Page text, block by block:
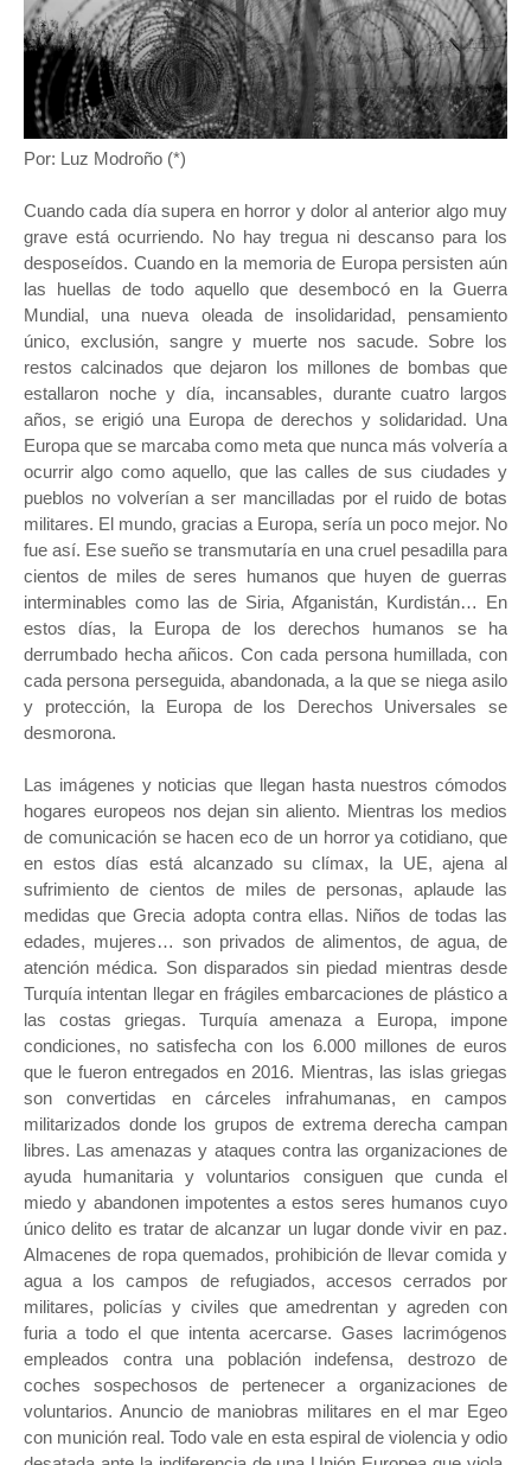
Por: Luz Modroño (*)
Cuando cada día supera en horror y dolor al anterior algo muy
grave está ocurriendo. No hay tregua ni descanso para los
desposeídos. Cuando en la memoria de Europa persisten aún
las huellas de todo aquello que desembocó en la Guerra
Mundial, una nueva oleada de insolidaridad, pensamiento
único, exclusión, sangre y muerte nos sacude. Sobre los
restos calcinados que dejaron los millones de bombas que
estallaron noche y día, incansables, durante cuatro largos
años, se erigió una Europa de derechos y solidaridad. Una
Europa que se marcaba como meta que nunca más volvería a
ocurrir algo como aquello, que las calles de sus ciudades y
pueblos no volverían a ser mancilladas por el ruido de botas
militares. El mundo, gracias a Europa, sería un poco mejor. No
fue así. Ese sueño se transmutaría en una cruel pesadilla para
cientos de miles de seres humanos que huyen de guerras
interminables como las de Siria, Afganistán, Kurdistán… En
estos días, la Europa de los derechos humanos se ha
derrumbado hecha añicos. Con cada persona humillada, con
cada persona perseguida, abandonada, a la que se niega asilo
y protección, la Europa de los Derechos Universales se
desmorona.
Las imágenes y noticias que llegan hasta nuestros cómodos
hogares europeos nos dejan sin aliento. Mientras los medios
de comunicación se hacen eco de un horror ya cotidiano, que
en estos días está alcanzado su clímax, la UE, ajena al
sufrimiento de cientos de miles de personas, aplaude las
medidas que Grecia adopta contra ellas. Niños de todas las
edades, mujeres… son privados de alimentos, de agua, de
atención médica. Son disparados sin piedad mientras desde
Turquía intentan llegar en frágiles embarcaciones de plástico a
las costas griegas. Turquía amenaza a Europa, impone
condiciones, no satisfecha con los 6.000 millones de euros
que le fueron entregados en 2016. Mientras, las islas griegas
son convertidas en cárceles infrahumanas, en campos
militarizados donde los grupos de extrema derecha campan
libres. Las amenazas y ataques contra las organizaciones de
ayuda humanitaria y voluntarios consiguen que cunda el
miedo y abandonen impotentes a estos seres humanos cuyo
único delito es tratar de alcanzar un lugar donde vivir en paz.
Almacenes de ropa quemados, prohibición de llevar comida y
agua a los campos de refugiados, accesos cerrados por
militares, policías y civiles que amedrentan y agreden con
furia a todo el que intenta acercarse. Gases lacrimógenos
empleados contra una población indefensa, destrozo de
coches sospechosos de pertenecer a organizaciones de
voluntarios. Anuncio de maniobras militares en el mar Egeo
con munición real. Todo vale en esta espiral de violencia y odio